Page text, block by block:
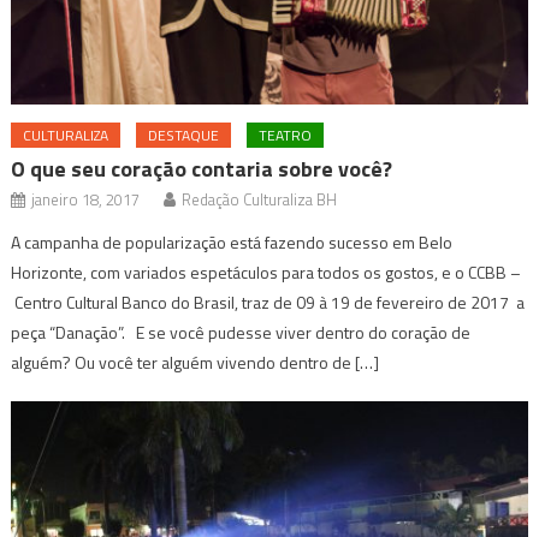
CULTURALIZA DESTAQUE TEATRO
O que seu coração contaria sobre você?
janeiro 18, 2017 Redação Culturaliza BH
A campanha de popularização está fazendo sucesso em Belo
Horizonte, com variados espetáculos para todos os gostos, e o CCBB –
Centro Cultural Banco do Brasil, traz de 09 à 19 de fevereiro de 2017 a
peça “Danação”. E se você pudesse viver dentro do coração de
alguém? Ou você ter alguém vivendo dentro de […]